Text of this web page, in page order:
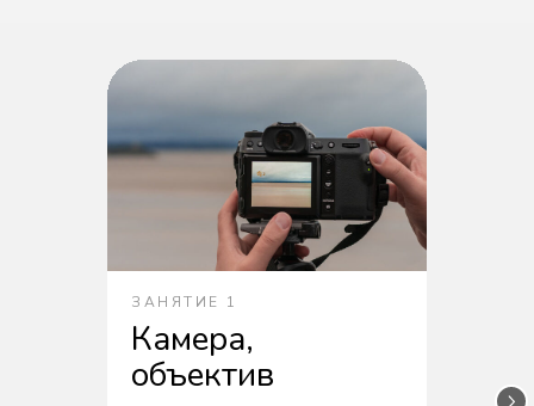
ЗАНЯТИЕ 1
Камера,
объектив